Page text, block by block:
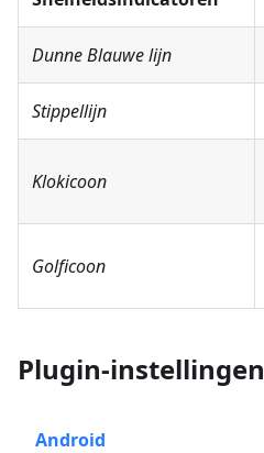
Dunne Blauwe lijn
Stippellijn
Klokicoon
Golficoon
Plugin-instellingen
Android